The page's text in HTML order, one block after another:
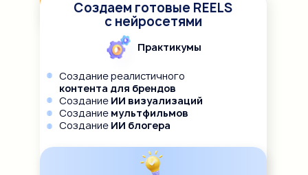
Создаем готовые REELS
с нейросетями
Практикумы
Создание реалистичного
контента для брендов
Создание ИИ визуализаций
Создание мультфильмов
Создание ИИ блогера